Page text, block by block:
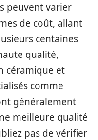
peuvent varier
de coût, allant
centaines
qualité,
céramique et
comme
généralement
meilleure qualité
pas de vérifier